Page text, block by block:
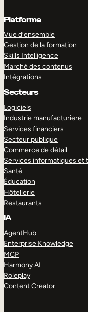
Platforme
Vue d’ensemble
Gestion de la formation
Skills Intelligence
Marché des contenus
Intégrations
Secteurs
Logiciels
Industrie manufacturiere
Services financiers
Secteur publique
Commerce de détail
Services informatiques et
Santé
Éducation
Hôtellerie
Restaurants
IA
AgentHub
Enterprise Knowledge
MCP
Harmony AI
Roleplay
Content Creator